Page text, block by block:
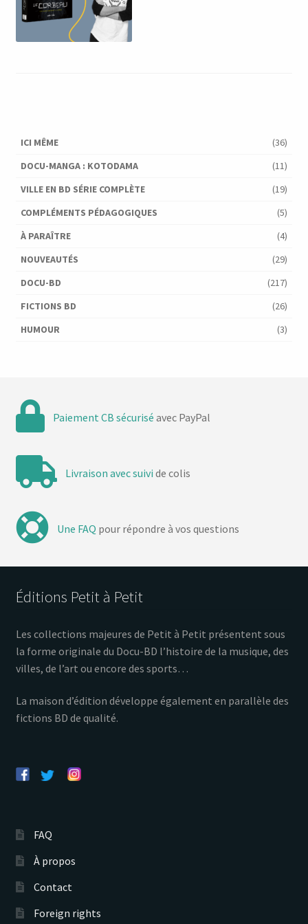
ICI MÊME
(36)
DOCU-MANGA : KOTODAMA
(11)
VILLE EN BD SÉRIE COMPLÈTE
(19)
COMPLÉMENTS PÉDAGOGIQUES
(5)
À PARAÎTRE
(4)
NOUVEAUTÉS
(29)
DOCU-BD
(217)
FICTIONS BD
(26)
HUMOUR
(3)
Paiement CB sécurisé avec PayPal
Livraison avec suivi de colis
Une FAQ pour répondre à vos questions
Éditions Petit à Petit
Les collections majeures de Petit à Petit présentent sous
la forme originale du Docu-BD l’histoire de la musique, des
villes, de l’art ou encore des sports…
La maison d’édition développe également en parallèle des
fictions BD de qualité.
FAQ
À propos
Contact
Foreign rights